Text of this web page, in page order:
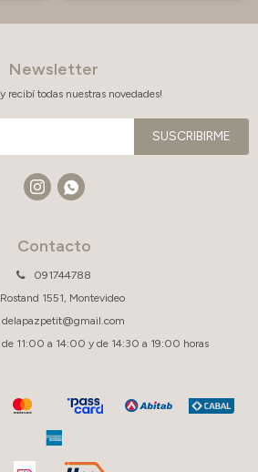
Contacto
091744788
Rostand 1551, Montevideo
delapazpetit@gmail.com
de 11:00 a 14:00 y de 14:30 a 19:00 horas
Newsletter
recibí todas nuestras novedades!
SUSCRIBIRME
 